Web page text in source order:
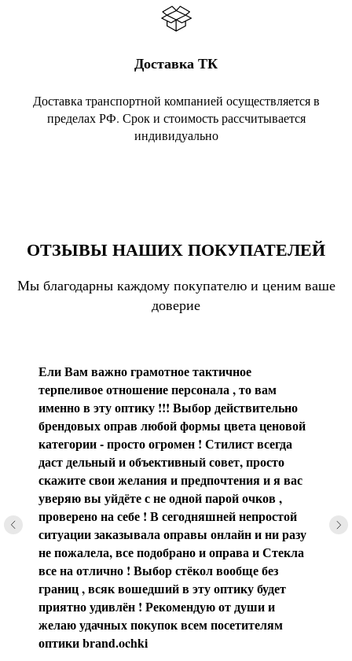
Доставка ТК
Доставка транспортной компанией осуществляется в
пределах РФ. Срок и стоимость рассчитывается
индивидуально
ОТЗЫВЫ НАШИХ ПОКУПАТЕЛЕЙ
Мы благодарны каждому покупателю и ценим ваше
доверие
Ели Вам важно грамотное тактичное
терпеливое отношение персонала , то вам
именно в эту оптику !!! Выбор действительно
брендовых оправ любой формы цвета ценовой
категории - просто огромен ! Стилист всегда
даст дельный и объективный совет, просто
скажите свои желания и предпочтения и я вас
уверяю вы уйдёте с не одной парой очков ,
проверено на себе ! В сегодняшней непростой
ситуации заказывала оправы онлайн и ни разу
не пожалела, все подобрано и оправа и Стекла
все на отлично ! Выбор стёкол вообще без
границ , всяк вошедший в эту оптику будет
приятно удивлён ! Рекомендую от души и
желаю удачных покупок всем посетителям
оптики brаnd.ochki